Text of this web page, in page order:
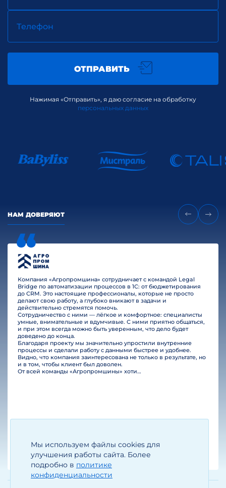
Мы используем файлы cookies для
улучшения работы сайта. Более
подробно в политике
конфиденциальности
Телефон
ОТПРАВИТЬ
Нажимая «Отправить», я даю согласие на обработку
персональных данных
НАМ ДОВЕРЯЮТ
Компания «Агропромшина» сотрудничает с командой Legal
Bridge по автоматизации процессов в 1С: от бюджетирования
до CRM. Это настоящие профессионалы, которые не просто
делают свою работу, а глубоко вникают в задачи и
действительно стремятся помочь.
Сотрудничество с ними — лёгкое и комфортное: специалисты
умные, внимательные и вдумчивые. С ними приятно общаться,
и при этом всегда можно быть уверенным, что дело будет
доведено до конца.
Благодаря проекту мы значительно упростили внутренние
процессы и сделали работу с данными быстрее и удобнее.
Видно, что компания заинтересована не только в результате, но
и в том, чтобы клиент был доволен.
От всей команды «Агропромшины» хотим поблагодарить специалистов Legal Bridge за отличную работу и человеческое отношение.…
Егизарян И.А.
Генеральный директор